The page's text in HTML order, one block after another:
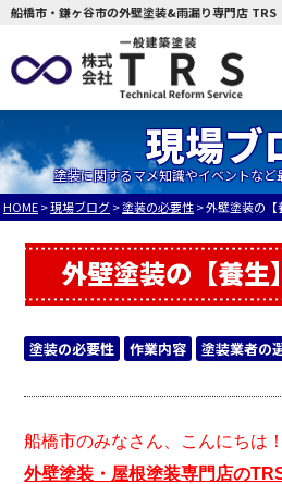
船橋市・鎌ヶ谷市の外壁塗装&雨漏り専門店 TRS
現場ブ
塗装に関するマメ知識やイベントな
HOME>現場ブログ>塗装の必要性>外壁塗装の【
外壁塗装の【養生
塗装の必要性 作業内容 塗装業者の
船橋市のみなさん、こんにちは！
外壁塗装・屋根塗装専門店の